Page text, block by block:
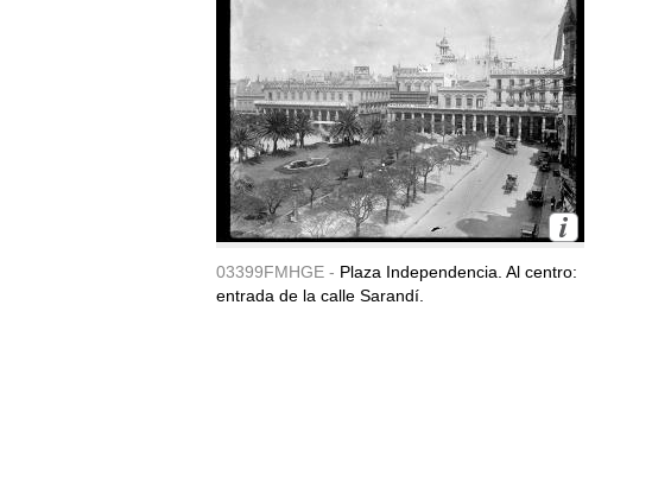
03399FMHGE - Plaza Independencia. Al centro:
entrada de la calle Sarandí.